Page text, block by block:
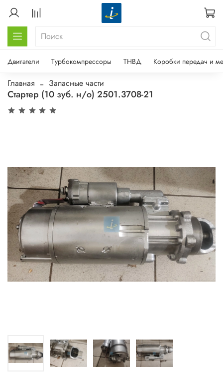
Двигатели Турбокомпрессоры ТНВД Коробки передач и
Главная Запасные части
Стартер (10 зуб. н/о) 2501.3708-21